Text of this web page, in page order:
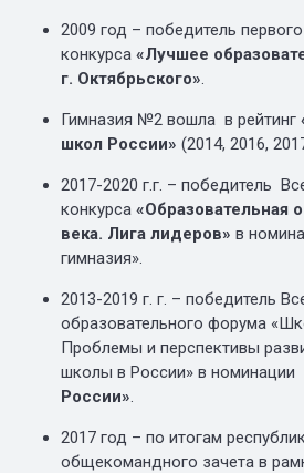
2009 год – победитель
конкурса «Лучшее
г. Октябрьского».
Гимназия №2 вошла в рейтинг
школ России» (2014, 2016,
2017-2020 г.г. – победитель
конкурса «Образовательная
века. Лига лидеров» в
гимназия».
2013-2019 г. г. – победитель
образовательного форума
Проблемы и перспективы
школы в России» в номинации
России».
2017 год – по итогам
общекомандного зачета в